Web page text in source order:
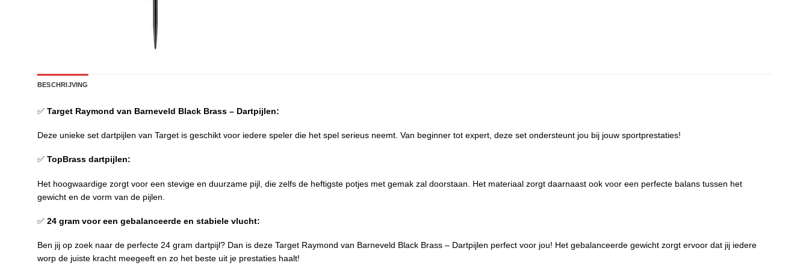
BESCHRIJVING
✅ Target Raymond van Barneveld Black Brass – Dartpijlen:
Deze unieke set dartpijlen van Target is geschikt voor iedere speler die het spel serieus neemt. Van beginner tot expert, deze set ondersteunt jou bij jouw sportprestaties!
✅ TopBrass dartpijlen:
Het hoogwaardige zorgt voor een stevige en duurzame pijl, die zelfs de heftigste potjes met gemak zal doorstaan. Het materiaal zorgt daarnaast ook voor een perfecte balans tussen het
gewicht en de vorm van de pijlen.
✅ 24 gram voor een gebalanceerde en stabiele vlucht:
Ben jij op zoek naar de perfecte 24 gram dartpijl? Dan is deze Target Raymond van Barneveld Black Brass – Dartpijlen perfect voor jou! Het gebalanceerde gewicht zorgt ervoor dat jij iedere
worp de juiste kracht meegeeft en zo het beste uit je prestaties haalt!